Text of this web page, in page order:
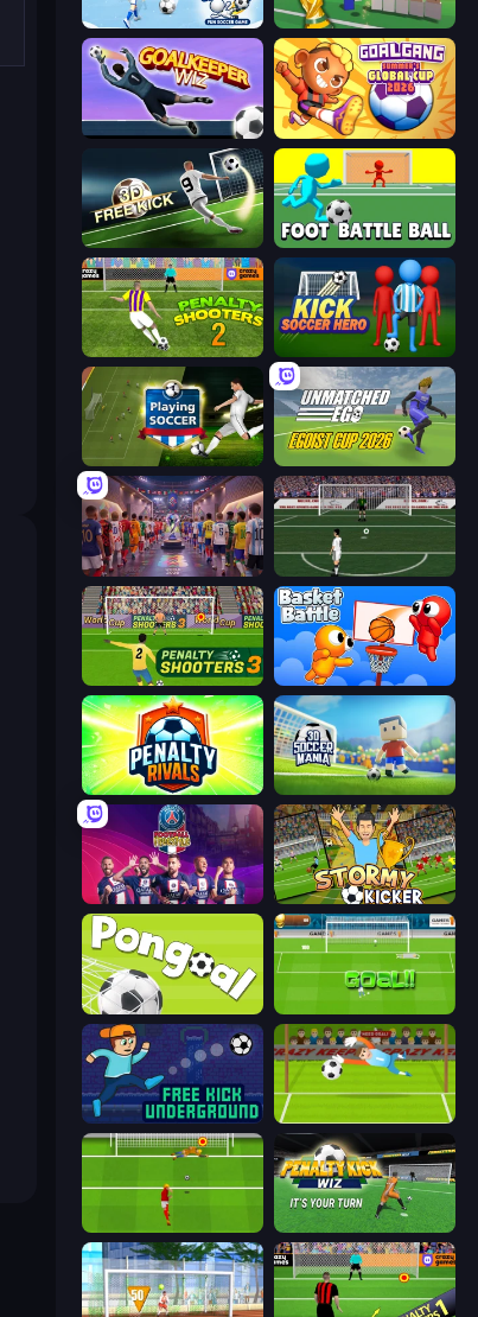
Kick It – Fun Soccer Game Free Kicks World Cup 2026
Goalkeeper Wiz Goal Gang
Free Kick Classic (3D Free Kick) Foot Battle Ball
Penalty Shooters 2 Kick Soccer Hero
Playing Soccer
CG FC 26 Bicycle Kick Champ
Penalty Shooters 3 Basket Battle
Penalty Rivals 3D Soccer Mania
PSG Soccer Freestyle Stormy Kicker
Pongoal
Free Kick Underground Penalty Superstar
Penalty Kick Wiz